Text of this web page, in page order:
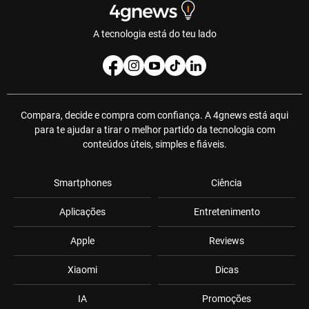
A tecnologia está do teu lado
Compara, decide e compra com confiança. A 4gnews está aqui
para te ajudar a tirar o melhor partido da tecnologia com
conteúdos úteis, simples e fiáveis.
Smartphones
Aplicações
Apple
Xiaomi
IA
Ciência
Entretenimento
Reviews
Dicas
Promoções